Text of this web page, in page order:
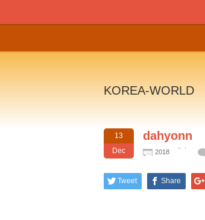
KOREA-WORLD
13
Dec
dahyonn
2018
Tweet Share